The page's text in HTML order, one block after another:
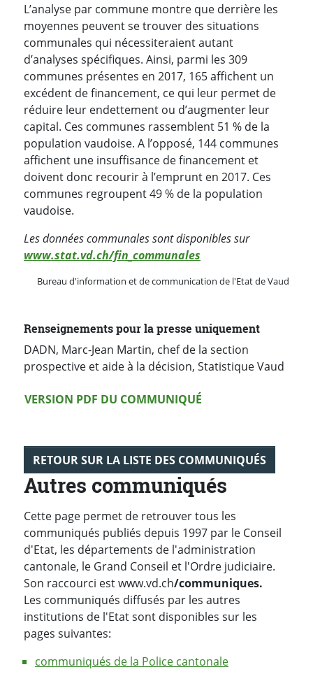
L’analyse par commune montre que derrière les
moyennes peuvent se trouver des situations
communales qui nécessiteraient autant
d’analyses spécifiques. Ainsi, parmi les 309
communes présentes en 2017, 165 affichent un
excédent de financement, ce qui leur permet de
réduire leur endettement ou d’augmenter leur
capital. Ces communes rassemblent 51 % de la
population vaudoise. A l’opposé, 144 communes
affichent une insuffisance de financement et
doivent donc recourir à l’emprunt en 2017. Ces
communes regroupent 49 % de la population
vaudoise.
Les données communales sont disponibles sur
www.stat.vd.ch/fin_communales
Bureau d'information et de communication de l'Etat de Vaud
Renseignements pour la presse uniquement
DADN, Marc-Jean Martin, chef de la section
prospective et aide à la décision, Statistique Vaud
Version PDF
VERSION PDF DU COMMUNIQUÉ
RETOUR SUR LA LISTE DES COMMUNIQUÉS
Autres communiqués
Cette page permet de retrouver tous les
communiqués publiés depuis 1997 par le Conseil
d'Etat, les départements de l'administration
cantonale, le Grand Conseil et l'Ordre judiciaire.
Son raccourci est www.vd.ch/communiques.
Les communiqués diffusés par les autres
institutions de l'Etat sont disponibles sur les
pages suivantes:
communiqués de la Police cantonale